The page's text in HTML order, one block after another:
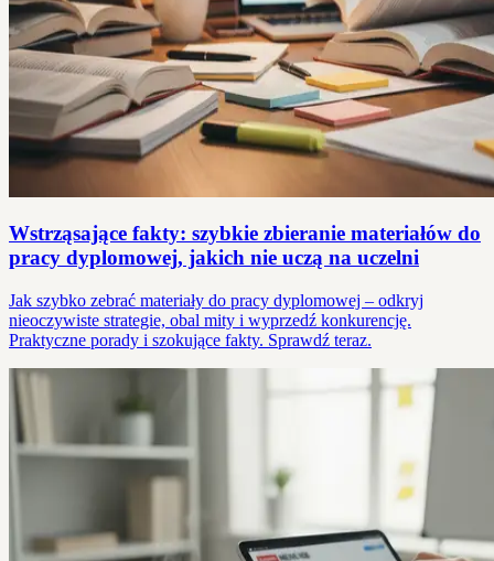
Wstrząsające fakty: szybkie zbieranie materiałów do
pracy dyplomowej, jakich nie uczą na uczelni
Jak szybko zebrać materiały do pracy dyplomowej – odkryj
nieoczywiste strategie, obal mity i wyprzedź konkurencję.
Praktyczne porady i szokujące fakty. Sprawdź teraz.